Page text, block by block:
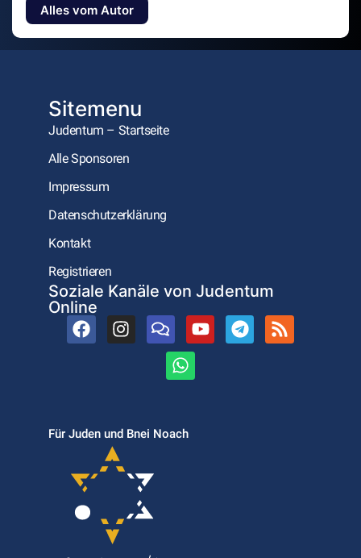
Alles vom Autor
Sitemenu
Judentum – Startseite
Alle Sponsoren
Impressum
Datenschutzerklärung
Kontakt
Registrieren
Soziale Kanäle von Judentum
Online
Für Juden und Bnei Noach